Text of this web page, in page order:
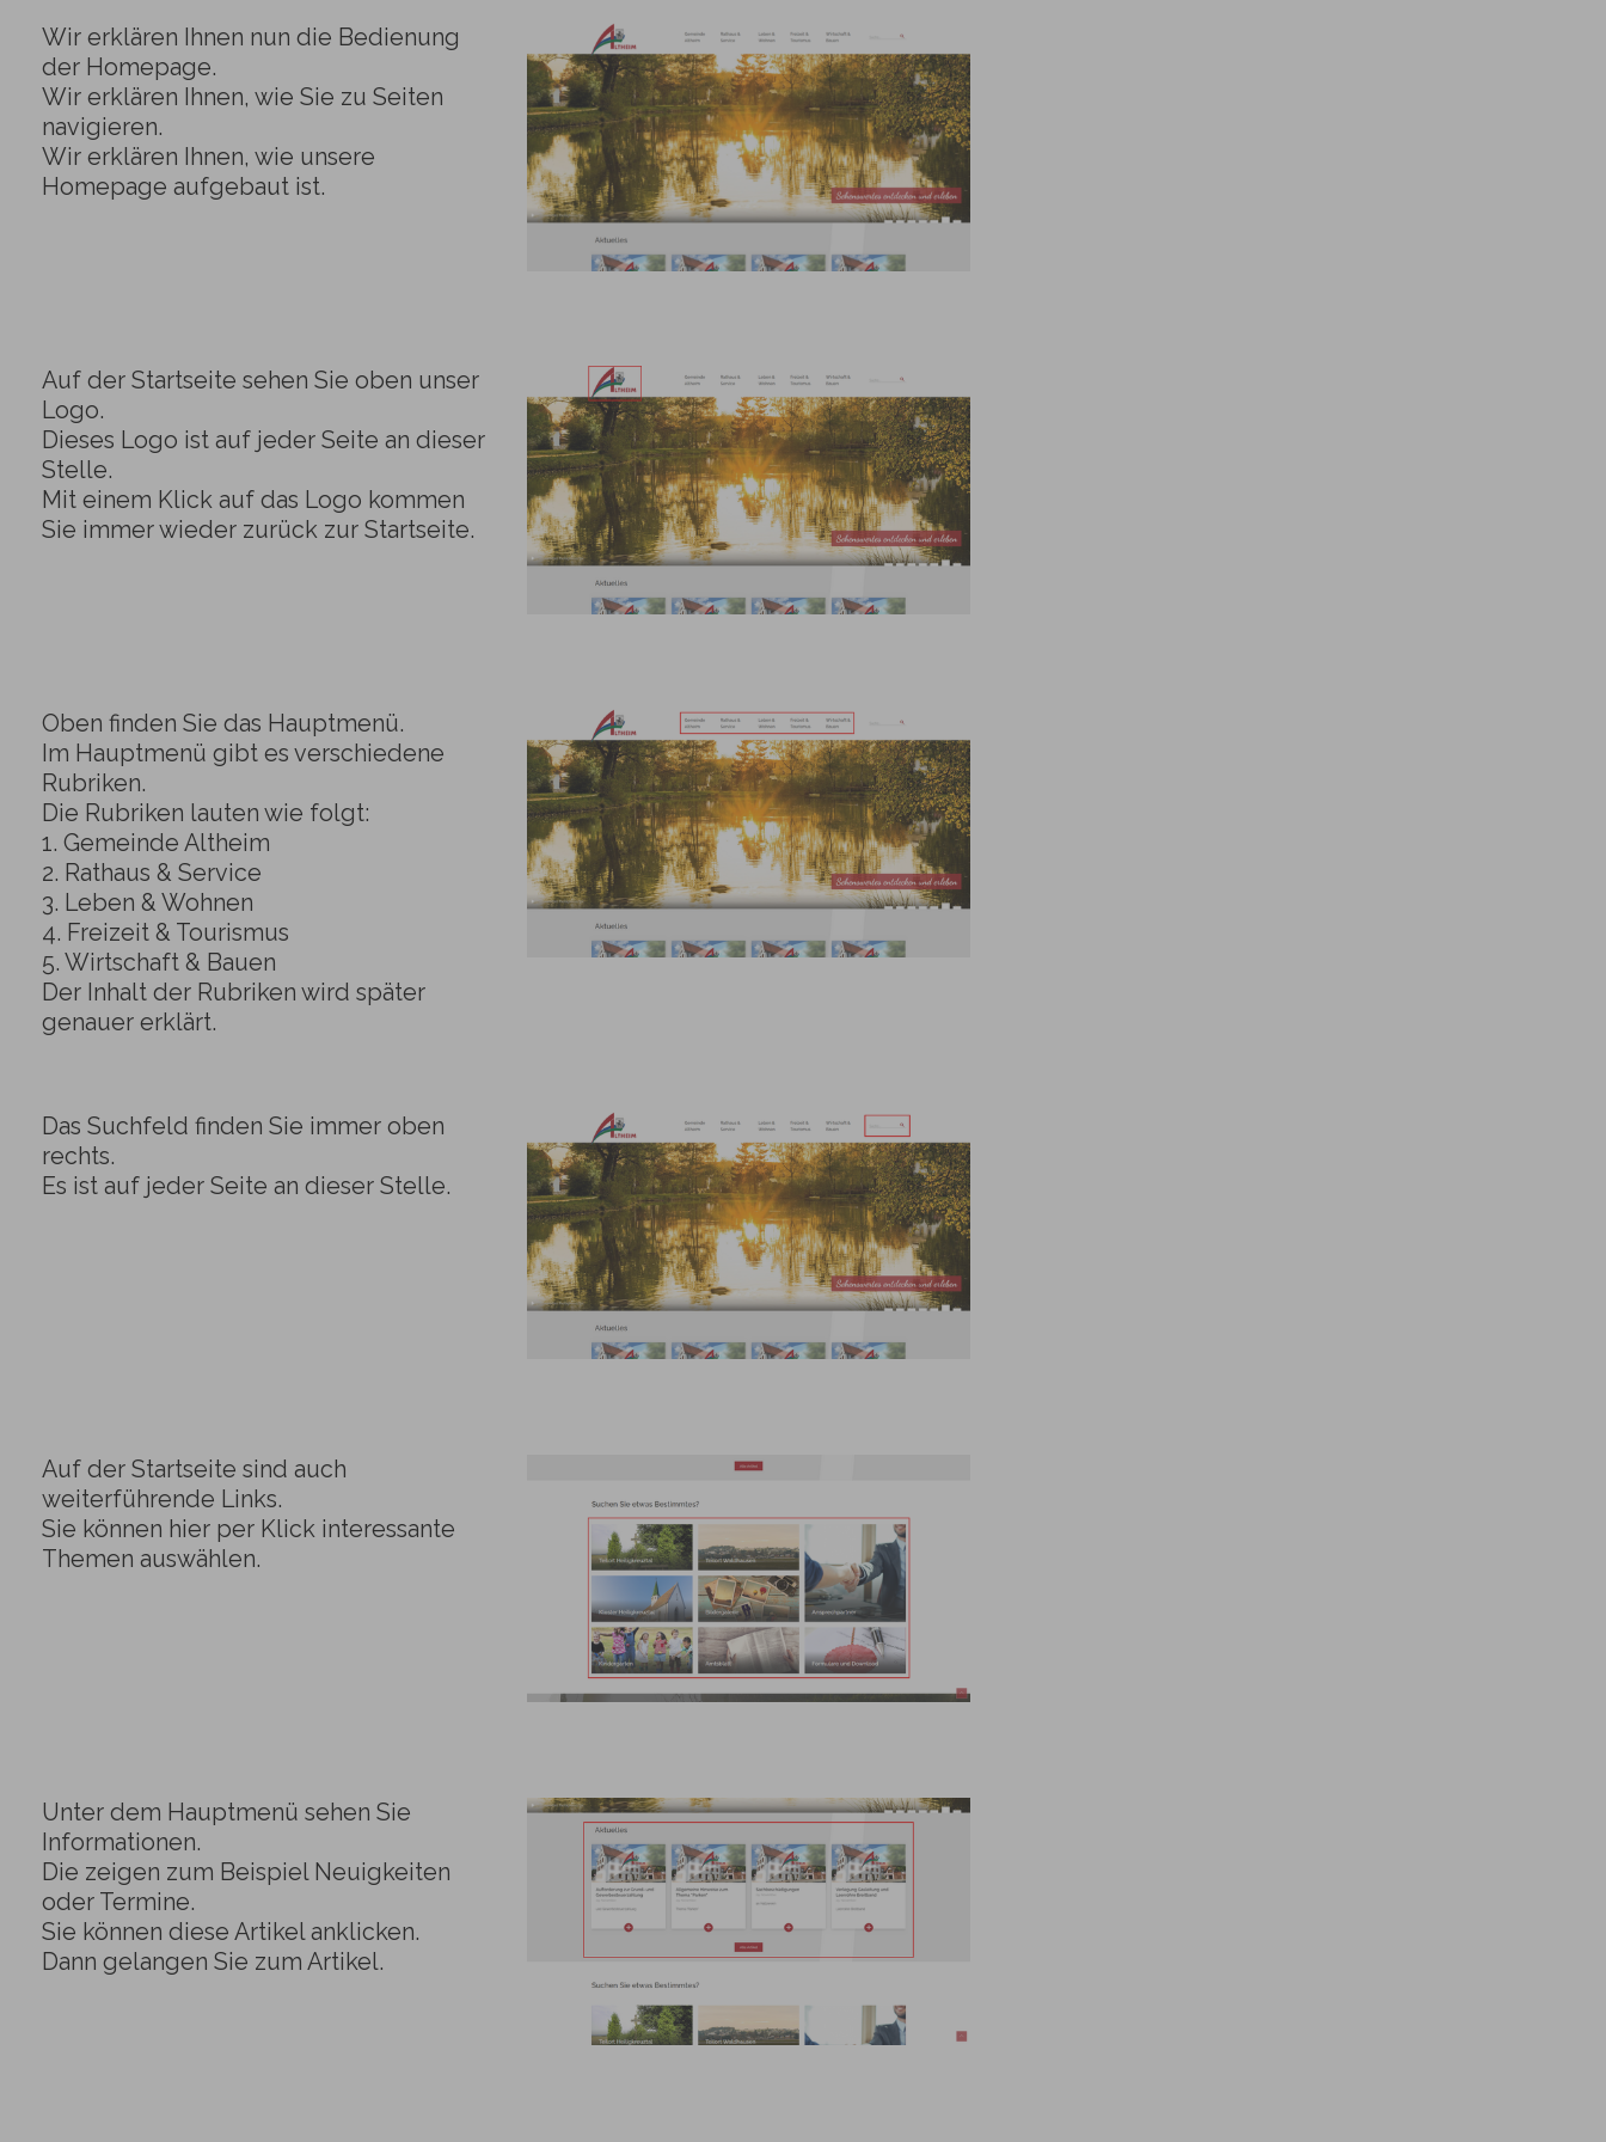
Wir erklären Ihnen nun die Bedienung
der Homepage.
Wir erklären Ihnen, wie Sie zu Seiten
navigieren.
Wir erklären Ihnen, wie unsere
Homepage aufgebaut ist.
Auf der Startseite sehen Sie oben unser
Logo.
Dieses Logo ist auf jeder Seite an dieser
Stelle.
Mit einem Klick auf das Logo kommen
Sie immer wieder zurück zur Startseite.
Oben finden Sie das Hauptmenü.
Im Hauptmenü gibt es verschiedene
Rubriken.
Die Rubriken lauten wie folgt:
1. Gemeinde Altheim
2. Rathaus & Service
3. Leben & Wohnen
4. Freizeit & Tourismus
5. Wirtschaft & Bauen
Der Inhalt der Rubriken wird später
genauer erklärt.
Das Suchfeld finden Sie immer oben
rechts.
Es ist auf jeder Seite an dieser Stelle.
Auf der Startseite sind auch
weiterführende Links.
Sie können hier per Klick interessante
Themen auswählen.
Unter dem Hauptmenü sehen Sie
Informationen.
Die zeigen zum Beispiel Neuigkeiten
oder Termine.
Sie können diese Artikel anklicken.
Dann gelangen Sie zum Artikel.